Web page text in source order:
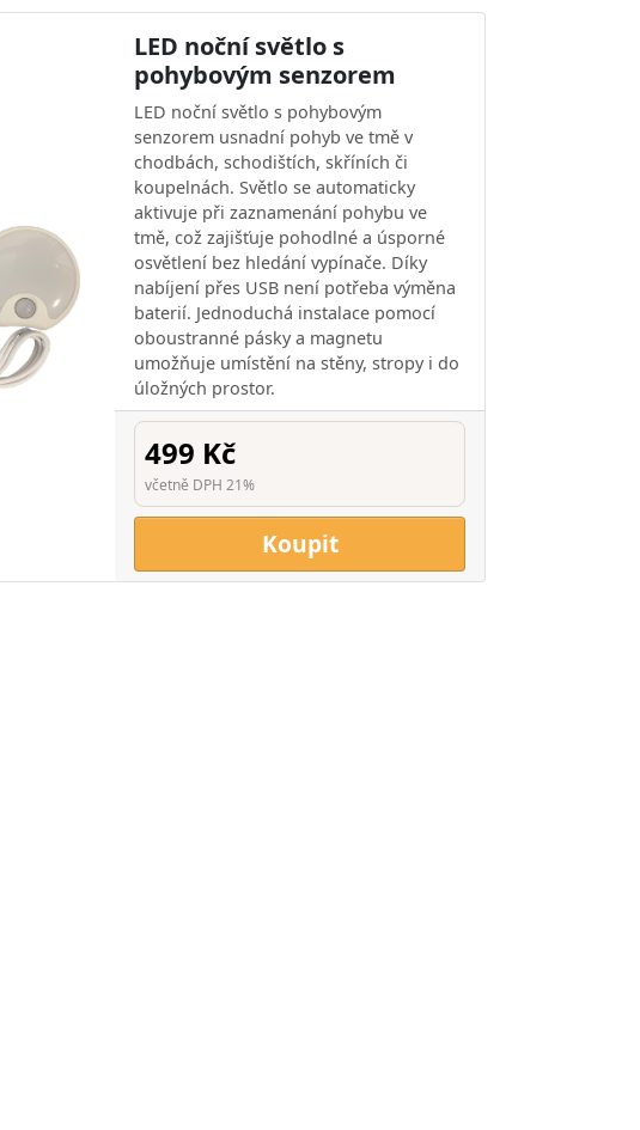
LED noční světlo s
pohybovým senzorem
LED noční světlo s pohybovým
senzorem usnadní pohyb ve tmě v
chodbách, schodištích, skříních či
koupelnách. Světlo se automaticky
aktivuje při zaznamenání pohybu ve
tmě, což zajišťuje pohodlné a úsporné
osvětlení bez hledání vypínače. Díky
nabíjení přes USB není potřeba výměna
baterií. Jednoduchá instalace pomocí
oboustranné pásky a magnetu
umožňuje umístění na stěny, stropy i do
úložných prostor.
499 Kč
včetně DPH 21%
Koupit